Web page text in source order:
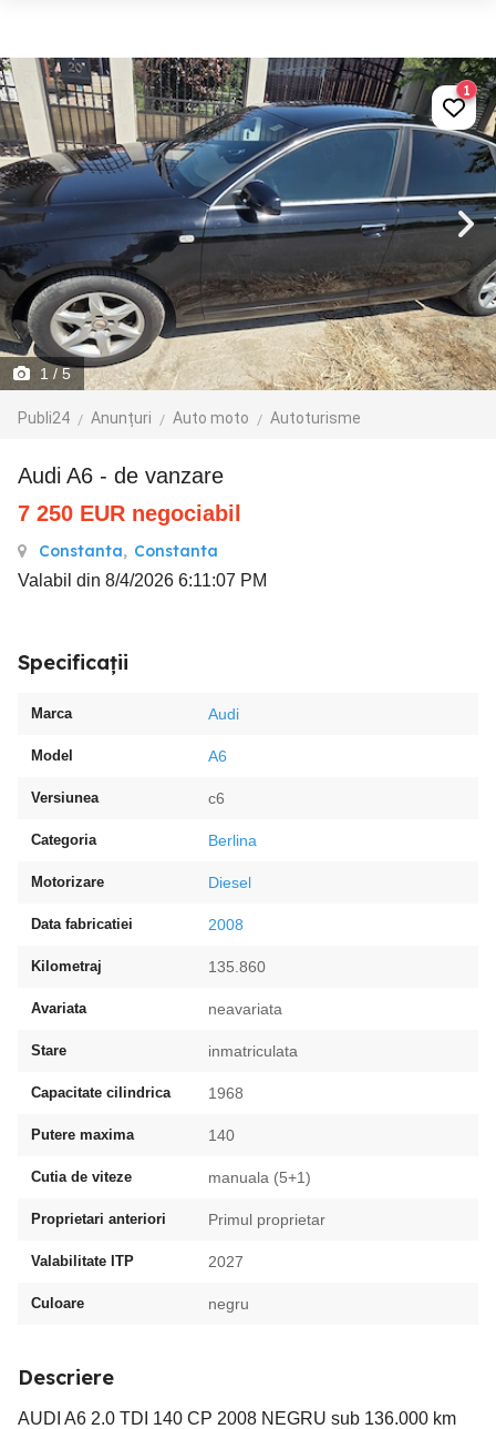
1 / 5
Publi24 Anunțuri Auto moto Autoturisme
1
Audi A6 - de vanzare
7 250 EUR negociabil
Constanta, Constanta
Valabil din 8/4/2026 6:11:07 PM
Specificații
Marca Audi
Model A6
Versiunea c6
Categoria Berlina
Motorizare Diesel
Data fabricatiei 2008
Kilometraj 135.860
Avariata neavariata
Stare inmatriculata
Capacitate cilindrica 1968
Putere maxima 140
Cutia de viteze manuala (5+1)
Proprietari anteriori Primul proprietar
Valabilitate ITP 2027
Culoare negru
Descriere
AUDI A6 2.0 TDI 140 CP 2008 NEGRU sub 136.000 km